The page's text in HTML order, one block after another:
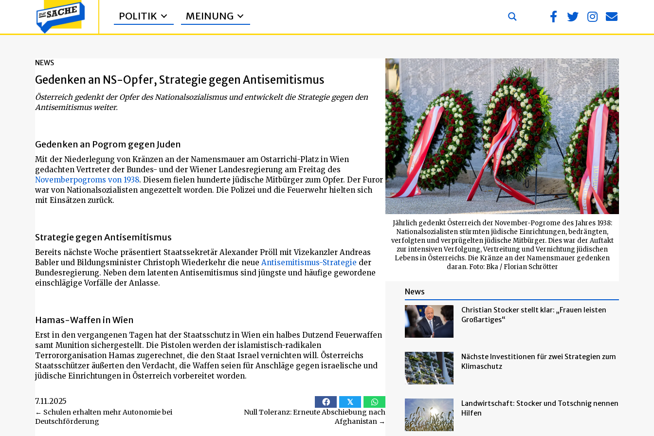
POLITIK MEINUNG
NEWS
Gedenken an NS-Opfer, Strategie gegen Antisemitismus
Österreich gedenkt der Opfer des Nationalsozialismus und entwickelt die Strategie gegen den
Antisemitismus weiter.
Gedenken an Pogrom gegen Juden
Mit der Niederlegung von Kränzen an der Namensmauer am Ostarrichi-Platz in Wien
gedachten Vertreter der Bundes- und der Wiener Landesregierung am Freitag des
Novemberpogroms von 1938. Diesem fielen hunderte jüdische Mitbürger zum Opfer. Der Furor
war von Nationalsozialisten angezettelt worden. Die Polizei und die Feuerwehr hielten sich
mit Einsätzen zurück.
Strategie gegen Antisemitismus
Bereits nächste Woche präsentiert Staatssekretär Alexander Pröll mit Vizekanzler Andreas
Babler und Bildungsminister Christoph Wiederkehr die neue Antisemitismus-Strategie der
Bundesregierung. Neben dem latenten Antisemitismus sind jüngste und häufige gewordene
einschlägige Vorfälle der Anlasse.
Hamas-Waffen in Wien
Erst in den vergangenen Tagen hat der Staatsschutz in Wien ein halbes Dutzend Feuerwaffen
samt Munition sichergestellt. Die Pistolen werden der islamistisch-radikalen
Terrororganisation Hamas zugerechnet, die den Staat Israel vernichten will. Österreichs
Staatsschützer äußerten den Verdacht, die Waffen seien für Anschläge gegen israelische und
jüdische Einrichtungen in Österreich vorbereitet worden.
7.11.2025 𝕏
Beitragsnavigation
← Schulen erhalten mehr Autonomie bei
Deutschförderung
Null Toleranz: Erneute Abschiebung nach
Afghanistan →
Jährlich gedenkt Österreich der November-Pogrome des Jahres 1938:
Nationalsozialisten stürmten jüdische Einrichtungen, bedrängten,
verfolgten und verprügelten jüdische Mitbürger. Dies war der Auftakt
zur intensiven Verfolgung, Vertreitung und Vernichtung jüdischen
Lebens in Österreichs. Die Kränze an der Namensmauer gedenken
daran. Foto: Bka / Florian Schrötter
News
Christian Stocker stellt klar: „Frauen leisten
Großartiges“
Nächste Investitionen für zwei Strategien zum
Klimaschutz
Landwirtschaft: Stocker und Totschnig nennen
Hilfen